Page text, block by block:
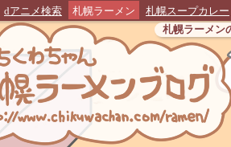
dアニメ検索 札幌ラーメン
札幌スープカレー
札幌ラーメン